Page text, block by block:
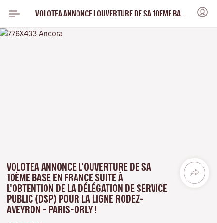
VOLOTEA ANNONCE LOUVERTURE DE SA 10EME BASE EN FRANCE SUITE A LOBTENTION DE LA DELEGATION DE SERVICE PUBLIC DSP POUR LA LIGNE RODEZ AVEYRON PARIS ORLY
VOLOTEA ANNONCE L'OUVERTURE DE SA
10ÈME BASE EN FRANCE SUITE À
L'OBTENTION DE LA DÉLÉGATION DE SERVICE
PUBLIC (DSP) POUR LA LIGNE RODEZ-
AVEYRON - PARIS-ORLY !